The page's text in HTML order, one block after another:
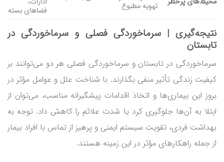
تهویه مطبوع فضاهای بسته
نتیجه‌گیری | سرماخوردگی فصلی و سرماخوردگی در
تابستان
سرماخوردگی در تابستان و سرماخوردگی فصلی هر دو می‌توانند بر
کیفیت زندگی تأثیر منفی بگذارند. با شناخت علل و عوامل مؤثر در
بروز این بیماری‌ها و اتخاذ اقدامات پیشگیرانه مناسب، می‌توان از
ابتلا به آن‌ها جلوگیری کرد یا شدت علائم را کاهش داد. توجه به
بهداشت فردی، تقویت سیستم ایمنی و پرهیز از تماس با افراد بیمار
از جمله راهکارهای مؤثر در این زمینه هستند.